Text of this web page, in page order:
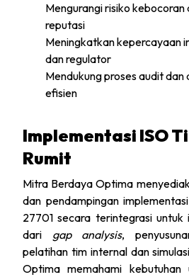
Mengurangi risiko
reputasi
Meningkatkan kepercayaan
dan regulator
Mendukung proses audit dan
efisien
Implementasi ISO
Rumit
Mitra Berdaya Optima
dan pendampingan
27701 secara terintegrasi untuk
dari gap analysis,
pelatihan tim internal dan
Optima memahami kebutuhan